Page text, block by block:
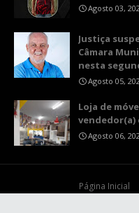
Agosto 03,
​Justiça
Câmara
nesta
Agosto 05,
Loja de
vendedor(a)
Agosto 06,
Página Inicial